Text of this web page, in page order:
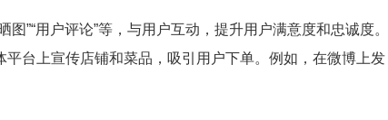
”“用户评论”等，与用户互动，提升用户满意度和忠诚度。
台上宣传店铺和菜品，吸引用户下单。例如，在微博上发